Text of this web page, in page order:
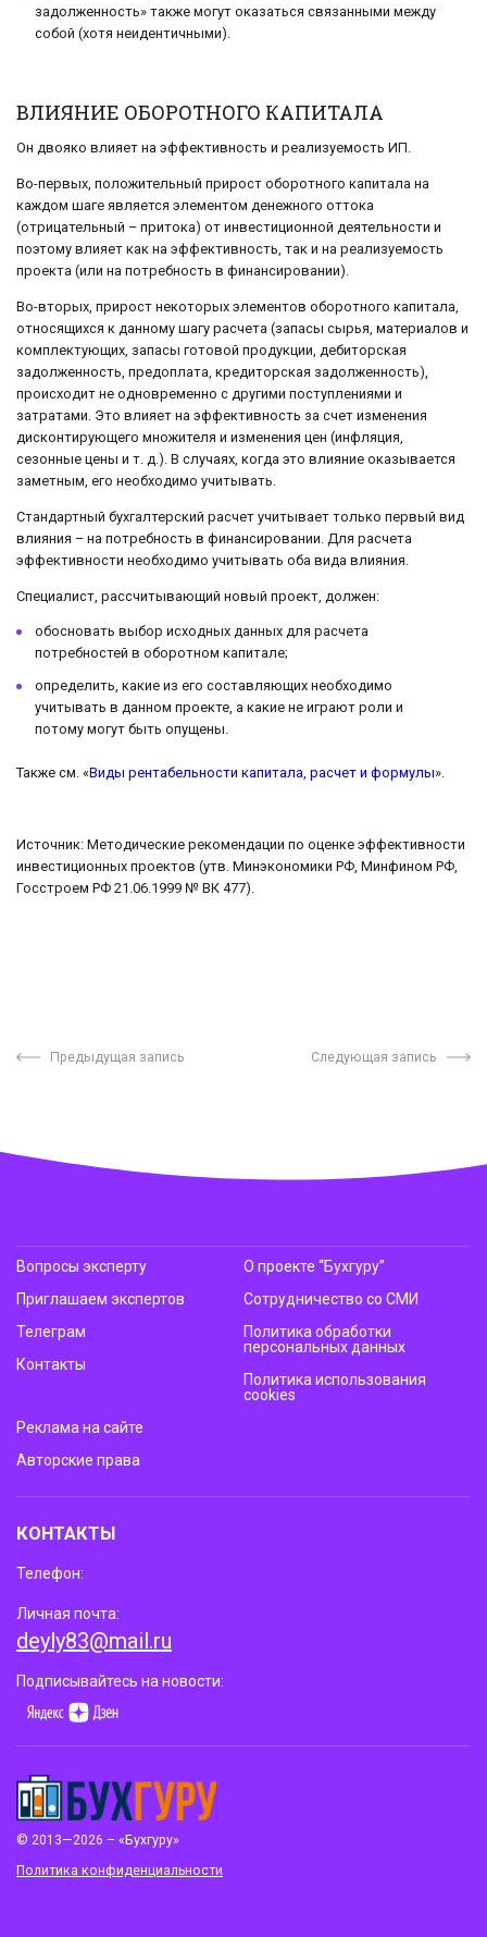
задолженность» также могут оказаться связанными между
собой (хотя неидентичными).
ВЛИЯНИЕ ОБОРОТНОГО КАПИТАЛА
Он двояко влияет на эффективность и реализуемость ИП.
Во-первых, положительный прирост оборотного капитала на
каждом шаге является элементом денежного оттока
(отрицательный – притока) от инвестиционной деятельности и
поэтому влияет как на эффективность, так и на реализуемость
проекта (или на потребность в финансировании).
Во-вторых, прирост некоторых элементов оборотного капитала,
относящихся к данному шагу расчета (запасы сырья, материалов и
комплектующих, запасы готовой продукции, дебиторская
задолженность, предоплата, кредиторская задолженность),
происходит не одновременно с другими поступлениями и
затратами. Это влияет на эффективность за счет изменения
дисконтирующего множителя и изменения цен (инфляция,
сезонные цены и т. д.). В случаях, когда это влияние оказывается
заметным, его необходимо учитывать.
Стандартный бухгалтерский расчет учитывает только первый вид
влияния – на потребность в финансировании. Для расчета
эффективности необходимо учитывать оба вида влияния.
Специалист, рассчитывающий новый проект, должен:
обосновать выбор исходных данных для расчета
потребностей в оборотном капитале;
определить, какие из его составляющих необходимо
учитывать в данном проекте, а какие не играют роли и
потому могут быть опущены.
Также см. «Виды рентабельности капитала, расчет и формулы».
Источник: Методические рекомендации по оценке эффективности
инвестиционных проектов (утв. Минэкономики РФ, Минфином РФ,
Госстроем РФ 21.06.1999 № ВК 477).
Предыдущая запись Следующая запись
© 2013—2026 – «Бухгуру»
Политика конфиденциальности
Вопросы эксперту
Приглашаем экспертов
Телеграм
Контакты
О проекте “Бухгуру”
Сотрудничество со СМИ
Политика обработки
персональных данных
Политика использования
cookies
Реклама на сайте
Авторские права
КОНТАКТЫ
Телефон:
Личная почта:
deyly83@mail.ru
Подписывайтесь на новости: